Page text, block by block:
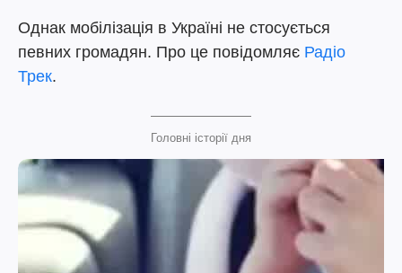
Однак мобілізація в Україні не стосується
певних громадян. Про це повідомляє Радіо
Трек.
Головні історії дня